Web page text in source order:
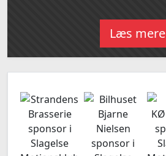
Læs mere